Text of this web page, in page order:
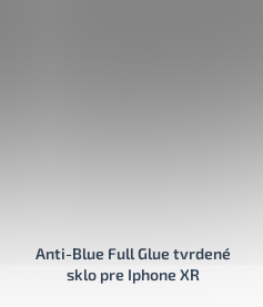
Anti-Blue Full Glue tvrdené
sklo pre Iphone XR